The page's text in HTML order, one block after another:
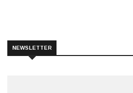
NEWSLETTER